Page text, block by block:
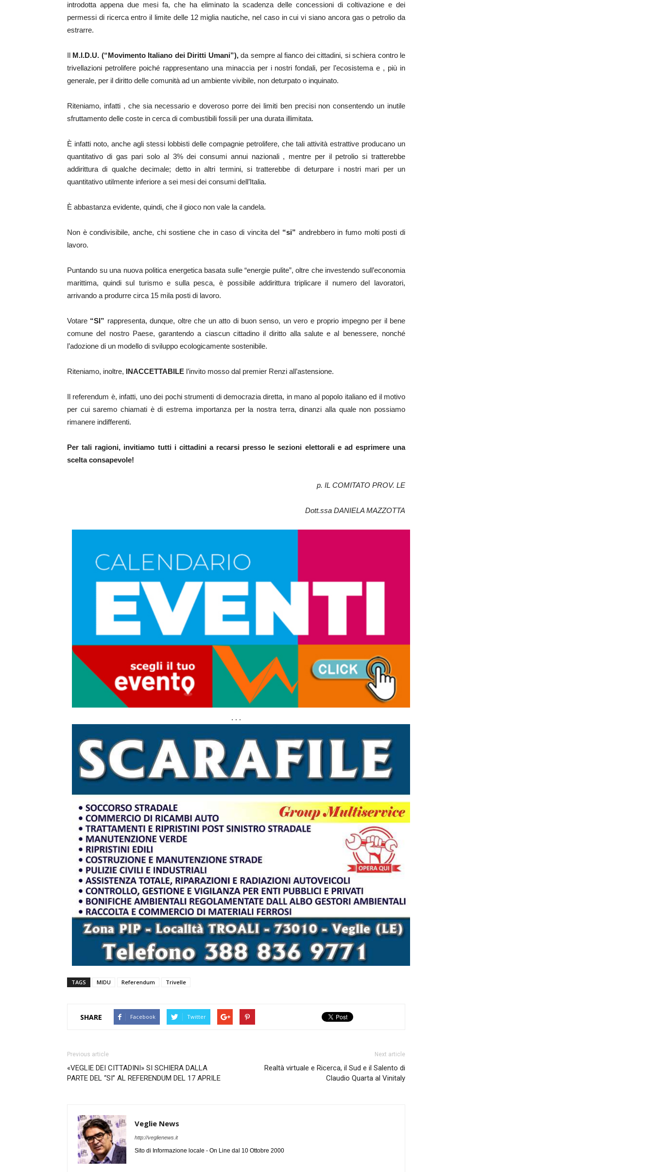
introdotta appena due mesi fa, che ha eliminato la scadenza delle concessioni di coltivazione e dei
permessi di ricerca entro il limite delle 12 miglia nautiche, nel caso in cui vi siano ancora gas o petrolio da
estrarre.
Il M.I.D.U. (“Movimento Italiano dei Diritti Umani”),da sempre al fianco dei cittadini, si schiera contro le
trivellazioni petrolifere poiché rappresentano una minaccia per i nostri fondali, per l’ecosistema e , più in
generale, per il diritto delle comunità ad un ambiente vivibile, non deturpato o inquinato.
Riteniamo, infatti , che sia necessario e doveroso porre dei limiti ben precisi non consentendo un inutile
sfruttamento delle coste in cerca di combustibili fossili per una durata illimitata.
È infatti noto, anche agli stessi lobbisti delle compagnie petrolifere, che tali attività estrattive producano un
quantitativo di gas pari solo al 3% dei consumi annui nazionali , mentre per il petrolio si tratterebbe
addirittura di qualche decimale; detto in altri termini, si tratterebbe di deturpare i nostri mari per un
quantitativo utilmente inferiore a sei mesi dei consumi dell’Italia.
È abbastanza evidente, quindi, che il gioco non vale la candela.
Non è condivisibile, anche, chi sostiene che in caso di vincita del “si” andrebbero in fumo molti posti di
lavoro.
Puntando su una nuova politica energetica basata sulle “energie pulite”, oltre che investendo sull’economia
marittima, quindi sul turismo e sulla pesca, è possibile addirittura triplicare il numero del lavoratori,
arrivando a produrre circa 15 mila posti di lavoro.
Votare “SI” rappresenta, dunque, oltre che un atto di buon senso, un vero e proprio impegno per il bene
comune del nostro Paese, garantendo a ciascun cittadino il diritto alla salute e al benessere, nonché
l’adozione di un modello di sviluppo ecologicamente sostenibile.
Riteniamo, inoltre, INACCETTABILE l’invito mosso dal premier Renzi all’astensione.
Il referendum è, infatti, uno dei pochi strumenti di democrazia diretta, in mano al popolo italiano ed il motivo
per cui saremo chiamati è di estrema importanza per la nostra terra, dinanzi alla quale non possiamo
rimanere indifferenti.
Per tali ragioni, invitiamo tutti i cittadini a recarsi presso le sezioni elettorali e ad esprimere una
scelta consapevole!
p. IL COMITATO PROV. LE
Dott.ssa DANIELA MAZZOTTA
. . .
TAGS MIDU Referendum Trivelle
SHARE Facebook Twitter
Previous article
«VEGLIE DEI CITTADINI» SI SCHIERA DALLA
PARTE DEL “SI” AL REFERENDUM DEL 17 APRILE
Next article
Realtà virtuale e Ricerca, il Sud e il Salento di
Claudio Quarta al Vinitaly
Veglie News
http://veglienews.it
Sito di Informazione locale - On Line dal 10 Ottobre 2000